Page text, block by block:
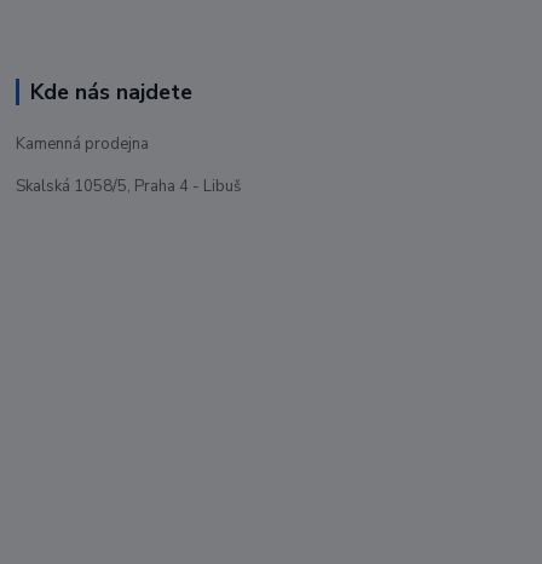
Kde nás najdete
Kamenná prodejna
Skalská 1058/5, Praha 4 - Libuš